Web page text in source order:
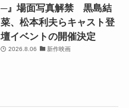
─』場面写真解禁 黒島結
菜、松本利夫らキャスト登
壇イベントの開催決定
2026.8.06 新作映画